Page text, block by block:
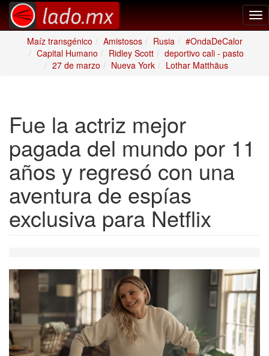
Maíz transgénico
Amistosos Rusia
#OndaDeCalor
Capital Humano
Ridley Scott
deportivo cali - pasto
27 de marzo
Nueva York Lothar Matthäus
Fue la actriz mejor
pagada del mundo por 11
años y regresó con una
aventura de espías
exclusiva para Netflix